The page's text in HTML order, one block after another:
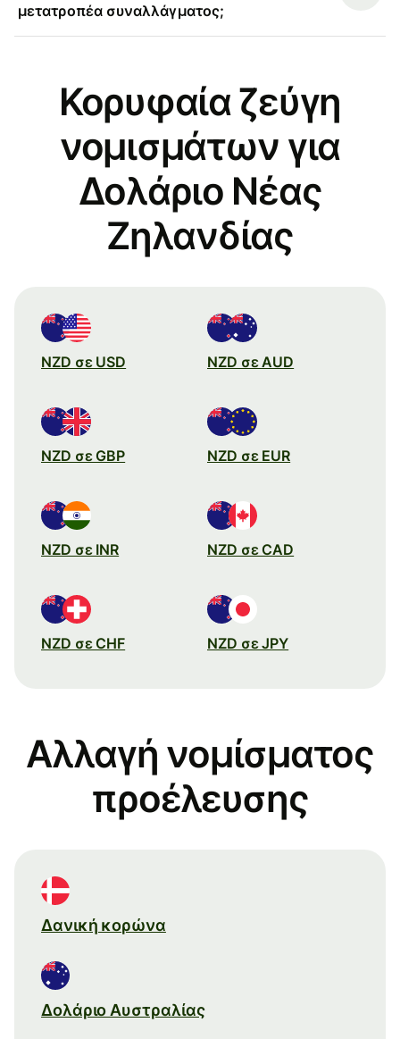
μετατροπέα συναλλάγματος;
Κορυφαία ζεύγη
νομισμάτων για
Δολάριο Νέας
Ζηλανδίας
NZD σε USD NZD σε AUD
NZD σε GBP NZD σε EUR
NZD σε INR NZD σε CAD
NZD σε CHF NZD σε JPY
Αλλαγή νομίσματος
προέλευσης
Δανική κορώνα
Δολάριο Αυστραλίας